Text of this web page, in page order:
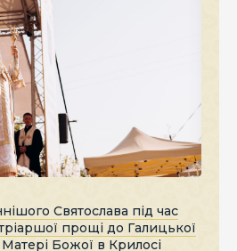
Святослава під час
прощі до Галицької
Божої в Крилосі